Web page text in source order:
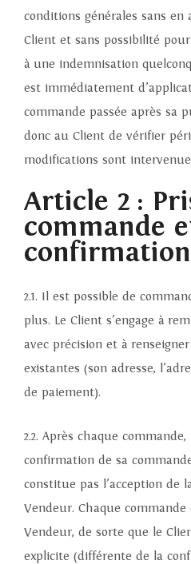
conditions générales sans en
Client et sans possibilité
à une indemnisation
est immédiatement
commande passée après sa
donc au Client de vérifier
modifications sont
Article 2 :
commande
confirmation
2.1. Il est possible de
plus. Le Client s’engage à
avec précision et à
existantes (son adresse,
de paiement).
2.2. Après chaque
confirmation de sa
constitue pas l’acception de
Vendeur. Chaque
Vendeur, de sorte que le
explicite (différente de la